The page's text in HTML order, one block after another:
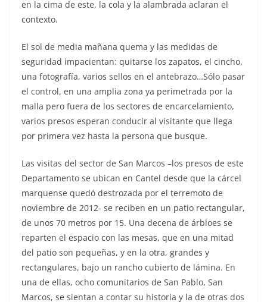
en la cima de este, la cola y la alambrada aclaran el
contexto.
El sol de media mañana quema y las medidas de
seguridad impacientan: quitarse los zapatos, el cincho,
una fotografía, varios sellos en el antebrazo…Sólo pasar
el control, en una amplia zona ya perimetrada por la
malla pero fuera de los sectores de encarcelamiento,
varios presos esperan conducir al visitante que llega
por primera vez hasta la persona que busque.
Las visitas del sector de San Marcos –los presos de este
Departamento se ubican en Cantel desde que la cárcel
marquense quedó destrozada por el terremoto de
noviembre de 2012- se reciben en un patio rectangular,
de unos 70 metros por 15. Una decena de árbloes se
reparten el espacio con las mesas, que en una mitad
del patio son pequeñas, y en la otra, grandes y
rectangulares, bajo un rancho cubierto de lámina. En
una de ellas, ocho comunitarios de San Pablo, San
Marcos, se sientan a contar su historia y la de otras dos